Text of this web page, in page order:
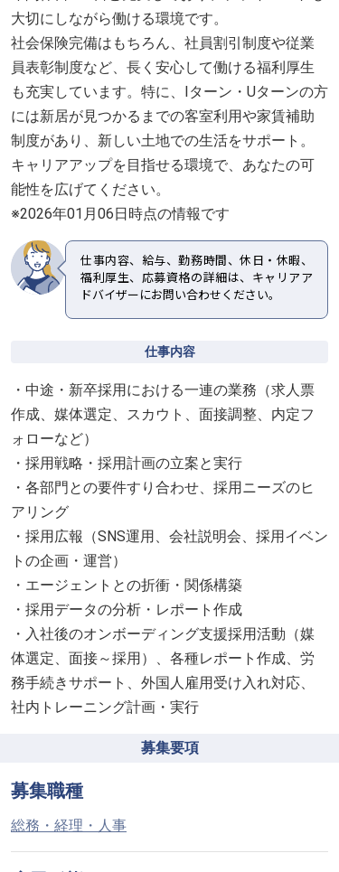
大切にしながら働ける環境です。
社会保険完備はもちろん、社員割引制度や従業
員表彰制度など、長く安心して働ける福利厚生
も充実しています。特に、Iターン・Uターンの方
には新居が見つかるまでの客室利用や家賃補助
制度があり、新しい土地での生活をサポート。
キャリアアップを目指せる環境で、あなたの可
能性を広げてください。
※2026年01月06日時点の情報です
仕事内容、給与、勤務時間、休日・休暇、
福利厚生、応募資格の詳細は、キャリアア
ドバイザーにお問い合わせください。
仕事内容
・中途・新卒採用における一連の業務（求人票
作成、媒体選定、スカウト、面接調整、内定フ
ォローなど）
・採用戦略・採用計画の立案と実行
・各部門との要件すり合わせ、採用ニーズのヒ
アリング
・採用広報（SNS運用、会社説明会、採用イベン
トの企画・運営）
・エージェントとの折衝・関係構築
・採用データの分析・レポート作成
・入社後のオンボーディング支援採用活動（媒
体選定、面接～採用）、各種レポート作成、労
務手続きサポート、外国人雇用受け入れ対応、
社内トレーニング計画・実行
募集要項
募集職種
総務・経理・人事